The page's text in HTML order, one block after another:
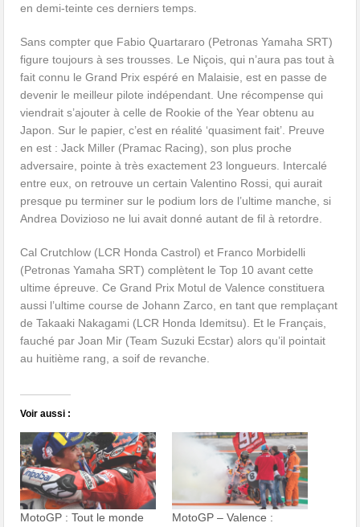
en demi-teinte ces derniers temps.
Sans compter que Fabio Quartararo (Petronas Yamaha SRT)
figure toujours à ses trousses. Le Niçois, qui n’aura pas tout à
fait connu le Grand Prix espéré en Malaisie, est en passe de
devenir le meilleur pilote indépendant. Une récompense qui
viendrait s’ajouter à celle de Rookie of the Year obtenu au
Japon. Sur le papier, c’est en réalité ‘quasiment fait’. Preuve
en est : Jack Miller (Pramac Racing), son plus proche
adversaire, pointe à très exactement 23 longueurs. Intercalé
entre eux, on retrouve un certain Valentino Rossi, qui aurait
presque pu terminer sur le podium lors de l’ultime manche, si
Andrea Dovizioso ne lui avait donné autant de fil à retordre.
Cal Crutchlow (LCR Honda Castrol) et Franco Morbidelli
(Petronas Yamaha SRT) complètent le Top 10 avant cette
ultime épreuve. Ce Grand Prix Motul de Valence constituera
aussi l’ultime course de Johann Zarco, en tant que remplaçant
de Takaaki Nakagami (LCR Honda Idemitsu). Et le Français,
fauché par Joan Mir (Team Suzuki Ecstar) alors qu’il pointait
au huitième rang, a soif de revanche.
Voir aussi :
MotoGP : Tout le monde MotoGP – Valence :